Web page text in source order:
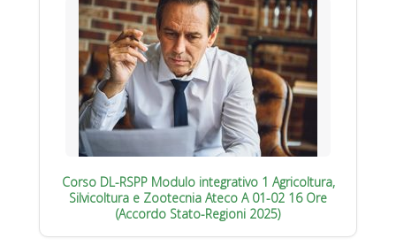
Corso DL-RSPP Modulo integrativo 1 Agricoltura,
Silvicoltura e Zootecnia Ateco A 01-02 16 Ore
(Accordo Stato-Regioni 2025)